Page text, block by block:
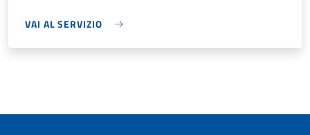
VAI AL SERVIZIO